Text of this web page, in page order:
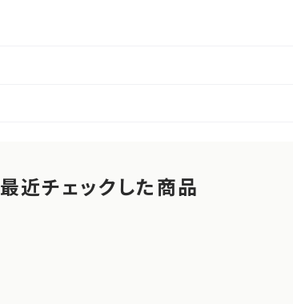
最近チェックした商品